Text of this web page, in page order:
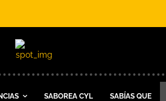
SABOREA CYL SABÍAS QUE